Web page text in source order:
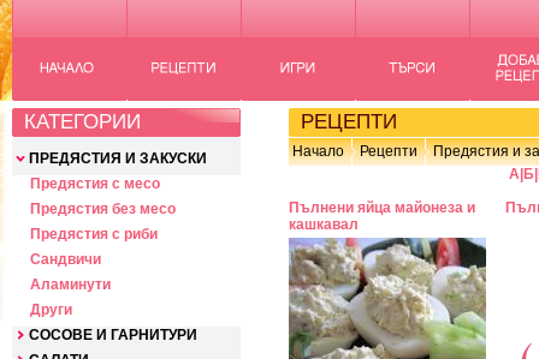
КАТЕГОРИИ
ПРЕДЯСТИЯ И ЗАКУСКИ
Предястия с месо
Предястия без месо
Предястия с риби
Сандвичи
Аламинути
Други
СОСОВЕ И ГАРНИТУРИ
РЕЦЕПТИ
Начало Рецепти
Предястия и
А Б
Пълнени яйца майонеза и
кашкавал